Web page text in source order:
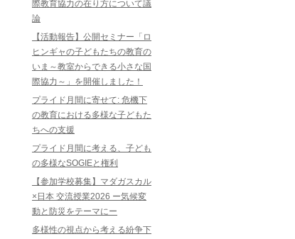
際教育協力の在り方について議
論
【活動報告】公開セミナー「ロ
ヒンギャの子どもたちの教育の
いま～教室からできる小さな国
際協力～」を開催しました！
プライド月間に寄せて: 危機下
の教育における多様な子どもた
ちへの支援
プライド月間に考える、子ども
の多様なSOGIEと権利
【参加学校募集】マダガスカル
×日本 交流授業2026 ー気候変
動と防災をテーマにー
多様性の視点から考える紛争下